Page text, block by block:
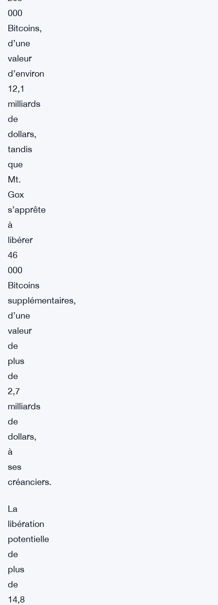
000
Bitcoins,
d’une
valeur
d’environ
12,1
milliards
de
dollars,
tandis
que
Mt.
Gox
s’apprête
à
libérer
46
000
Bitcoins
supplémentaires,
d’une
valeur
de
plus
de
2,7
milliards
de
dollars,
à
ses
créanciers.
La
libération
potentielle
de
plus
de
14,8